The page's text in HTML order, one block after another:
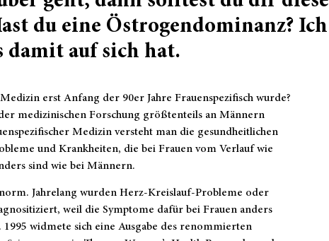
du eine Östrogendominanz? Ich
damit auf sich hat.
erst Anfang der 90er Jahre Frauenspezifisch wurde?
medizinischen Forschung größtenteils an Männern
Medizin versteht man die gesundheitlichen
und Krankheiten, die bei Frauen vom Verlauf wie
sind wie bei Männern.
Jahrelang wurden Herz-Kreislauf-Probleme oder
weil die Symptome dafür bei Frauen anders
widmete sich eine Ausgabe des renommierten